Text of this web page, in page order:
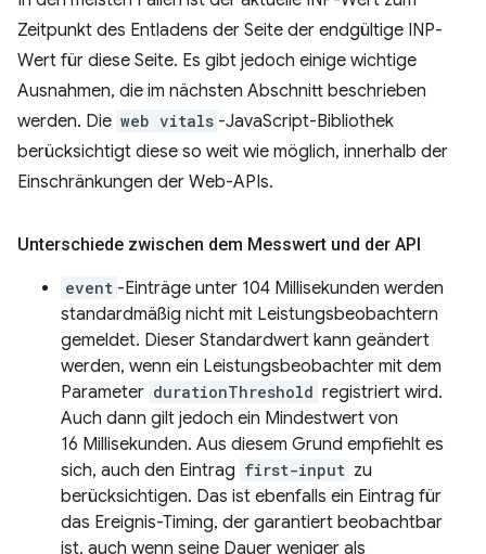
Zeitpunkt des Entladens der Seite der endgültige INP-
Wert für diese Seite. Es gibt jedoch einige wichtige
Ausnahmen, die im nächsten Abschnitt beschrieben
werden. Die web vitals -JavaScript-Bibliothek
berücksichtigt diese so weit wie möglich, innerhalb der
Einschränkungen der Web-APIs.
Unterschiede zwischen dem Messwert und der API
event -Einträge unter 104 Millisekunden werden
standardmäßig nicht mit Leistungsbeobachtern
gemeldet. Dieser Standardwert kann geändert
werden, wenn ein Leistungsbeobachter mit dem
Parameter durationThreshold registriert wird.
Auch dann gilt jedoch ein Mindestwert von
16 Millisekunden. Aus diesem Grund empfiehlt es
sich, auch den Eintrag first-input zu
berücksichtigen. Das ist ebenfalls ein Eintrag für
das Ereignis-Timing, der garantiert beobachtbar
ist, auch wenn seine Dauer weniger als